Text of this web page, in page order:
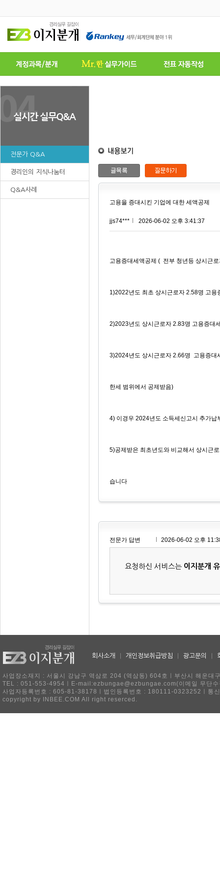
전문가 Q&A
경리인의 지식나눔터
Q&A사례
고용을 증대시킨 기업에 대한 세액공제
jjs74*** 2026-06-02 오후 3:41:37
고용증대세액공제 ( 전부 청년등 상시근
1)2022년도 최초 상시근로자 2.58명 고용
2)2023년도 상시근로자 2.83명 고용증대
3)2024년도 상시근로자 2.66명 고용증대
한세 범위에서 공제받음)
4) 이경우 2024년도 소득세신고시 추가납
5)공제받은 최초년도와 비교해서 상시근
습니다
전문가 답변 2026-06-02 오후
요청하신 서비스는 이지분개
회사소개 개인정보취급방침 광고문의
사업장소재지 : 서울시 강남구 역삼로 204 (역삼동) 604호ㅣ부산시 해운
TEL : 051-553-4954ㅣE-mail:ezbungae@ezbungae.com(이메일 무단수
사업자등록번호 : 605-81-38178ㅣ법인등록번호 : 180111-0323252ㅣ통
copyright by INBEE.COM All right reserced.